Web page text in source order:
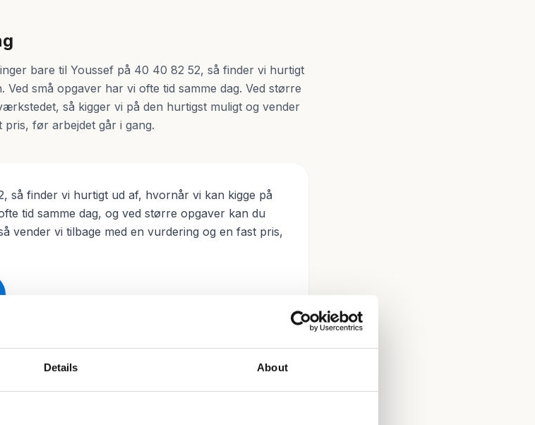
Details About
bare til Youssef på 40 40 82 52, så finder vi hurtigt
små opgaver har vi ofte tid samme dag. Ved større
så kigger vi på den hurtigst muligt og vender
før arbejdet går i gang.
så finder vi hurtigt ud af, hvornår vi kan kigge på
tid samme dag, og ved større opgaver kan du
vender vi tilbage med en vurdering og en fast pris,